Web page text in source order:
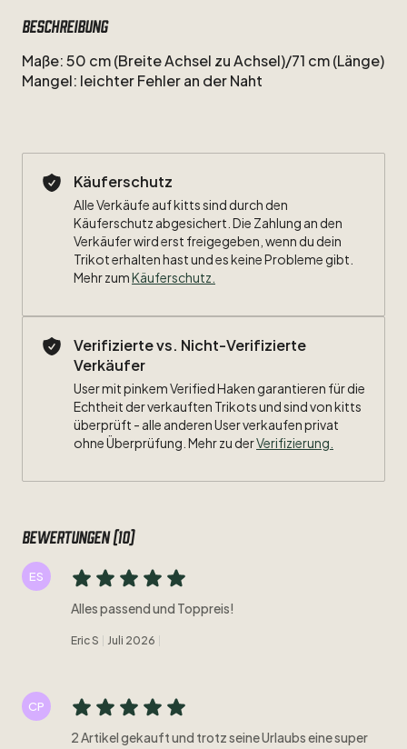
Beschreibung
Maße:50 cm(BreiteAchsel zuAchsel)​/​71 cm(Länge)
Mangel: leichterFehleran derNaht
Käuferschutz
Alle Verkäufe auf kitts sind durch den
Käuferschutz abgesichert. Die Zahlung an den
Verkäufer wird erst freigegeben, wenn du dein
Trikot erhalten hast und es keine Probleme gibt.
Mehr zumKäuferschutz
Verifizierte vs. Nicht-Verifizierte
Verkäufer
User mit pinkem Verified Haken garantieren für die
Echtheit der verkauften Trikots und sind von kitts
überprüft - alle anderen User verkaufen privat
ohne Überprüfung. Mehr zu derVerifizierung.
Bewertungen (10)
ES
Alles passend und Toppreis!
Eric S Juli 2026
CP
2 Artikel gekauft und trotz seine Urlaubs eine super